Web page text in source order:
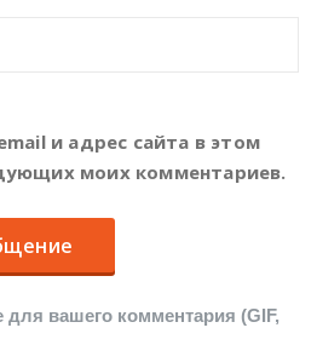
и адрес сайта в этом
моих комментариев.
вашего комментария (GIF,